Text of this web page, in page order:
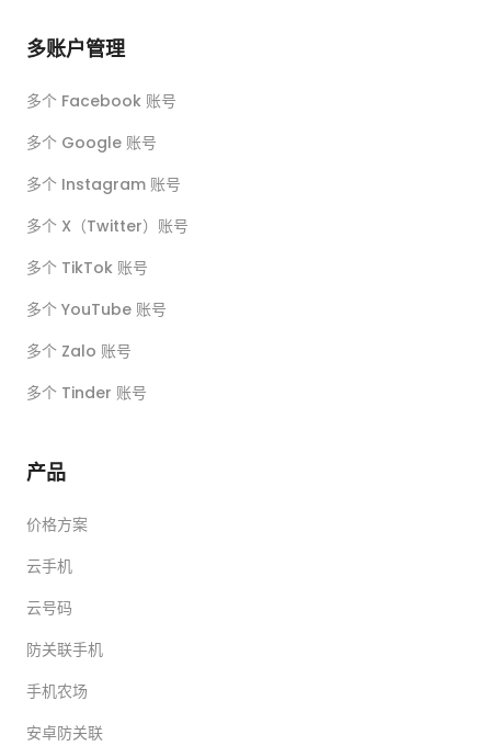
多账户管理
多个 Facebook 账号
多个 Google 账号
多个 Instagram 账号
多个 X（Twitter）账号
多个 TikTok 账号
多个 YouTube 账号
多个 Zalo 账号
多个 Tinder 账号
产品
价格方案
云手机
云号码
防关联手机
手机农场
安卓防关联